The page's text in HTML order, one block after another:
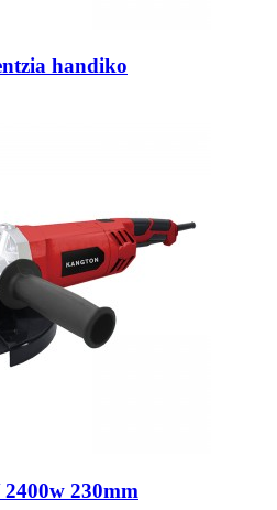
handiko
230mm